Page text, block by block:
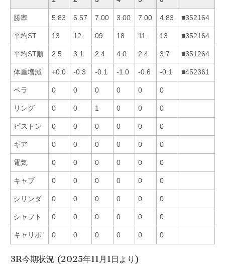
勝率 5.83 6.57 7.00 3.00 7.00 4.83 ■352164
平均ST 13 12 09 18 11 13 ■352164
平均ST順 2.5 3.1 2.4 4.0 2.4 3.7 ■351264
体重増減 +0.0 -0.3 -0.1 -1.0 -0.6 -0.1 ■452361
ペラ 0 0 0 0 0 0
リング 0 0 1 0 0 0
ピストン 0 0 0 0 0 0
ギア 0 0 0 0 0 0
電気 0 0 0 0 0 0
キャブ 0 0 0 0 0 0
シリンダ 0 0 0 0 0 0
シャフト 0 0 0 0 0 0
キャリボ 0 0 0 0 0 0
3R今期状況 (2025年11月1日より)